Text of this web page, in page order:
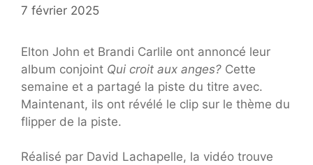
7 février 2025
Elton John et Brandi Carlile ont annoncé leur
album conjoint Qui croit aux anges? Cette
semaine et a partagé la piste du titre avec.
Maintenant, ils ont révélé le clip sur le thème du
flipper de la piste.
Réalisé par David Lachapelle, la vidéo trouve